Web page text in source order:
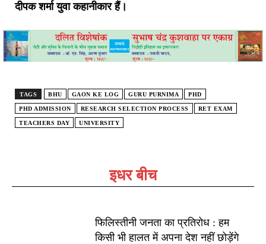
इधर बीच
फिलिस्तीनी जनता का प्रतिरोध : हम
किसी भी हालत में अपना देश नहीं छोड़ेंगे
दीपक शर्मा युवा कहानीकार हैं।
TAGS BHU GAON KE LOG GURU PURNIMA PHD
PHD ADMISSION RESEARCH SELECTION PROCESS RET EXAM
TEACHERS DAY UNIVERSITY